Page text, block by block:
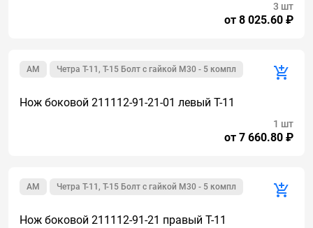
от 8 025.60 ₽
3 шт
Четра Т-11, Т-15 Болт с гайкой М30 - 5 компл
AM
Нож боковой 211112-91-21-01 левый Т-11
от 7 660.80 ₽
1 шт
Четра Т-11, Т-15 Болт с гайкой М30 - 5 компл
AM
Нож боковой 211112-91-21 правый Т-11